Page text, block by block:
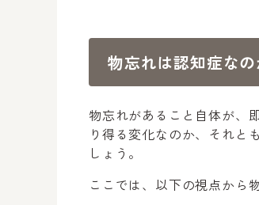
物忘れは認知症な
物忘れがあること自体が、
り得る変化なのか、それと
しょう。
ここでは、以下の視点から